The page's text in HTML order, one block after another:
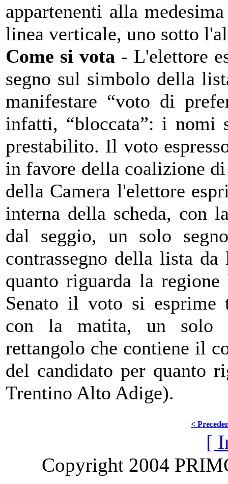
appartenenti alla
linea verticale, uno sotto
Come si vota - L'elettore
segno sul simbolo della
manifestare “voto di
infatti, “bloccata”: i nomi
prestabilito. Il voto
in favore della coalizione
della Camera l'elettore
interna della scheda, con
dal seggio, un solo
contrassegno della lista
quanto riguarda la
Senato il voto si esprime
con la matita, un solo
rettangolo che contiene il
del candidato per quanto
Trentino Alto Adige).
<
[
Copyright 2004